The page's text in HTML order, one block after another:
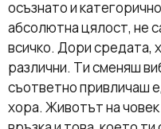
осъзнато и
абсолютна цялост, не
всичко. Дори средата,
различни. Ти сменяш
съответно привличаш
хора. Животът на